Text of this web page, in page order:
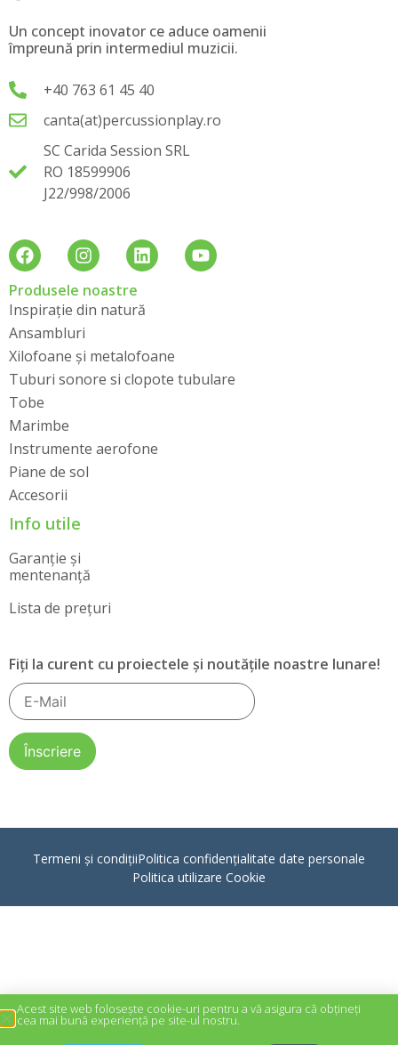
Un concept inovator ce aduce oamenii
împreună prin intermediul muzicii.
+40 763 61 45 40
canta(at)percussionplay.ro
SC Carida Session SRL
RO 18599906
J22/998/2006
Produsele noastre
Inspirație din natură
Ansambluri
Xilofoane și metalofoane
Tuburi sonore si clopote tubulare
Tobe
Marimbe
Instrumente aerofone
Piane de sol
Accesorii
Info utile
Garanție și
mentenanță
Lista de prețuri
Fiți la curent cu proiectele și noutățile noastre lunare!
Termeni și condițiiPolitica confidențialitate date personale
Politica utilizare Cookie
Acest site web folosește cookie-uri pentru a vă asigura că obțineți
cea mai bună experiență pe site-ul nostru.